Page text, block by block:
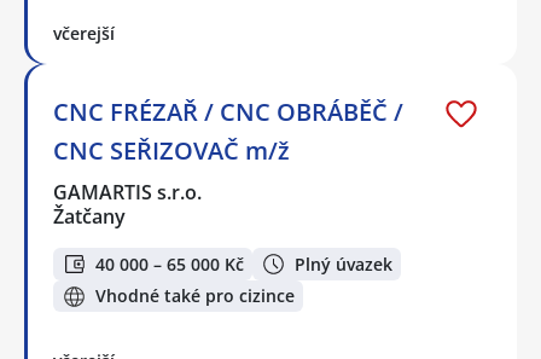
včerejší
CNC FRÉZAŘ / CNC OBRÁBĚČ /
CNC SEŘIZOVAČ m/ž
GAMARTIS s.r.o.
Žatčany
40 000 – 65 000 Kč
Plný úvazek
Vhodné také pro cizince